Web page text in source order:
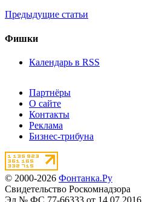
Предыдущие статьи
Фишки
Календарь в RSS
Партнёры
О сайте
Контакты
Реклама
Бизнес-трибуна
© 2000-2026 Фонтанка.Ру
Свидетельство Роскомнадзора
Эл № ФС 77-66333 от 14.07.2016